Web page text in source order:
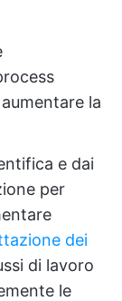
la
e dai
per
dei
di lavoro
le